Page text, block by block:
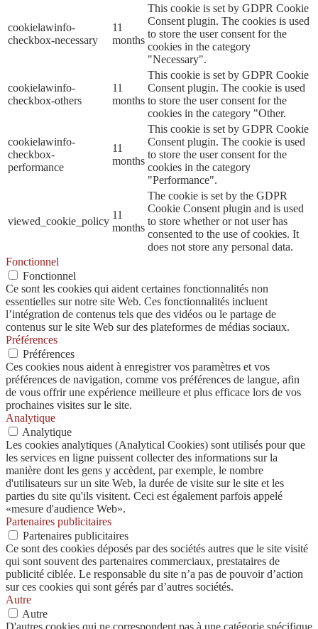
cookielawinfo-
checkbox-necessary
11
months
This cookie is set by GDPR Cookie
Consent plugin. The cookies is used
to store the user consent for the
cookies in the category
"Necessary".
cookielawinfo-
checkbox-others
11
months
This cookie is set by GDPR Cookie
Consent plugin. The cookie is used
to store the user consent for the
cookies in the category "Other.
cookielawinfo-
checkbox-
performance
11
months
This cookie is set by GDPR Cookie
Consent plugin. The cookie is used
to store the user consent for the
cookies in the category
"Performance".
viewed_cookie_policy
11
months
The cookie is set by the GDPR
Cookie Consent plugin and is used
to store whether or not user has
consented to the use of cookies. It
does not store any personal data.
Fonctionnel
Fonctionnel
Ce sont les cookies qui aident certaines fonctionnalités non
essentielles sur notre site Web. Ces fonctionnalités incluent
l’intégration de contenus tels que des vidéos ou le partage de
contenus sur le site Web sur des plateformes de médias sociaux.
Préférences
Préférences
Ces cookies nous aident à enregistrer vos paramètres et vos
préférences de navigation, comme vos préférences de langue, afin
de vous offrir une expérience meilleure et plus efficace lors de vos
prochaines visites sur le site.
Analytique
Analytique
Les cookies analytiques (Analytical Cookies) sont utilisés pour que
les services en ligne puissent collecter des informations sur la
manière dont les gens y accèdent, par exemple, le nombre
d'utilisateurs sur un site Web, la durée de visite sur le site et les
parties du site qu'ils visitent. Ceci est également parfois appelé
«mesure d'audience Web».
Partenaires publicitaires
Partenaires publicitaires
Ce sont des cookies déposés par des sociétés autres que le site visité
qui sont souvent des partenaires commerciaux, prestataires de
publicité ciblée. Le responsable du site n’a pas de pouvoir d’action
sur ces cookies qui sont gérés par d’autres sociétés.
Autre
Autre